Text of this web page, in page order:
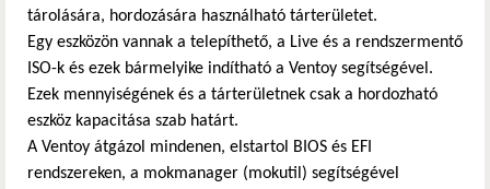
tárolására, hordozására használható tárterületet.
Egy eszközön vannak a telepíthető, a Live és a rendszermentő
ISO-k és ezek bármelyike indítható a Ventoy segítségével.
Ezek mennyiségének és a tárterületnek csak a hordozható
eszköz kapacitása szab határt.
A Ventoy átgázol mindenen, elstartol BIOS és EFI
rendszereken, a mokmanager (mokutil) segítségével